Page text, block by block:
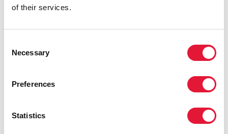
of their services.
Selection
Necessary
Preferences
Statistics
united, efficient partnership for setting regional HIV
priorities
REGION/COUNTRY